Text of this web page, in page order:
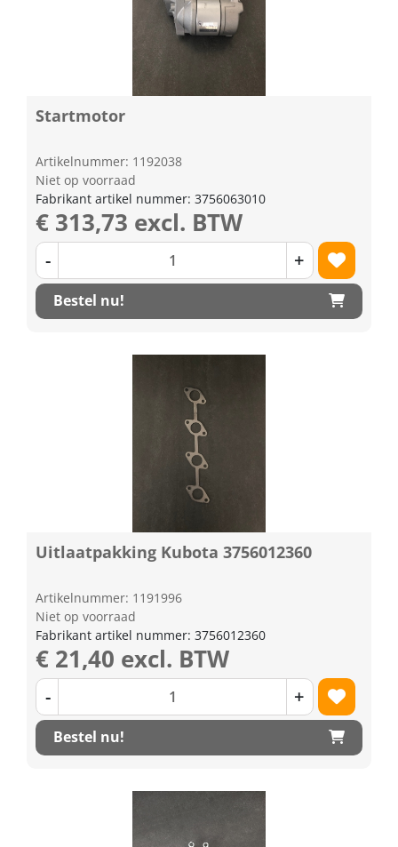
Startmotor
Artikelnummer: 1192038
Niet op voorraad
Fabrikant artikel nummer: 3756063010
€ 313,73 excl. BTW
- +
Bestel nu!
Uitlaatpakking Kubota 3756012360
Artikelnummer: 1191996
Niet op voorraad
Fabrikant artikel nummer: 3756012360
€ 21,40 excl. BTW
- +
Bestel nu!